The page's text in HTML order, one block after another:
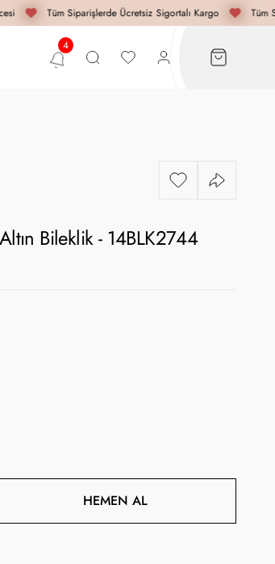
Tüm Siparişlerde Ücretsiz Sigortalı Kargo Tüm
Bileklik - 14BLK2744
HEMEN AL